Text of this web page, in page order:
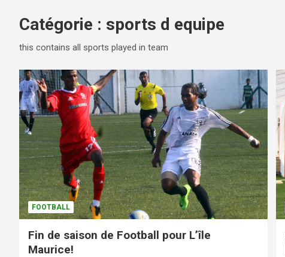
Catégorie : sports d equipe
this contains all sports played in team
FOOTBALL
Fin de saison de Football pour L’île
Maurice!